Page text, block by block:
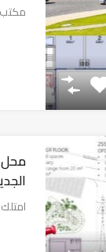
مكتب